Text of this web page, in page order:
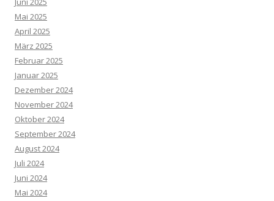
Mai 2025
April 2025
März 2025
Februar 2025
Januar 2025
Dezember 2024
November 2024
Oktober 2024
September 2024
August 2024
Juli 2024
Juni 2024
Mai 2024